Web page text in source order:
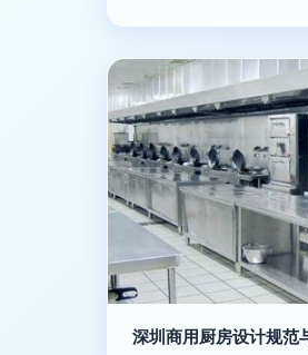
深圳商用厨房设计规范